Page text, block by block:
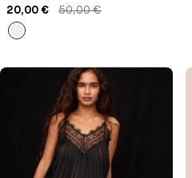
20,00 €
50,00 €
Noir